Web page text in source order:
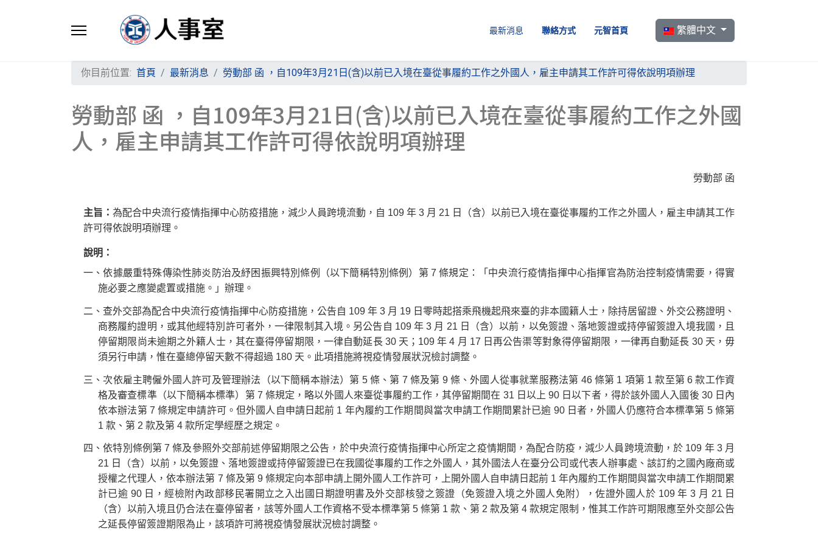
最新消息 聯絡方式 元智首頁 選擇你的語言
繁體中文
你目前位置: 首頁 最新消息 勞動部 函 ，自109年3月21日(含)以前已入境在臺從事履約工作之外國人，雇主申請其工作許可得依說明項辦理
勞動部 函 ，自109年3月21日(含)以前已入境在臺從事履約工作之外國
人，雇主申請其工作許可得依說明項辦理
勞動部 函
主旨： 為配合中央流行疫情指揮中心防疫措施，減少人員跨境流動，自 109 年 3 月 21 日（含）以前已入境在臺從事履約工作之外國人，雇主申請其工作
許可得依說明項辦理。
說明：
一、依據嚴重特殊傳染性肺炎防治及紓困振興特別條例（以下簡稱特別條例）第 7 條規定：「中央流行疫情指揮中心指揮官為防治控制疫情需要，得實
施必要之應變處置或措施。」辦理。
二、查外交部為配合中央流行疫情指揮中心防疫措施，公告自 109 年 3 月 19 日零時起搭乘飛機起飛來臺的非本國籍人士，除持居留證、外交公務證明、
商務履約證明，或其他經特別許可者外，一律限制其入境。另公告自 109 年 3 月 21 日（含）以前，以免簽證、落地簽證或持停留簽證入境我國，且
停留期限尚未逾期之外籍人士，其在臺得停留期限，一律自動延長 30 天；109 年 4 月 17 日再公告渠等對象得停留期限，一律再自動延長 30 天，毋
須另行申請，惟在臺總停留天數不得超過 180 天。此項措施將視疫情發展狀況檢討調整。
三、次依雇主聘僱外國人許可及管理辦法（以下簡稱本辦法）第 5 條、第 7 條及第 9 條、外國人從事就業服務法第 46 條第 1 項第 1 款至第 6 款工作資
格及審查標準（以下簡稱本標準）第 7 條規定，略以外國人來臺從事履約工作，其停留期間在 31 日以上 90 日以下者，得於該外國人入國後 30 日內
依本辦法第 7 條規定申請許可。但外國人自申請日起前 1 年內履約工作期間與當次申請工作期間累計已逾 90 日者，外國人仍應符合本標準第 5 條第
1 款、第 2 款及第 4 款所定學經歷之規定。
四、依特別條例第 7 條及參照外交部前述停留期限之公告，於中央流行疫情指揮中心所定之疫情期間，為配合防疫，減少人員跨境流動，於 109 年 3 月
21 日（含）以前，以免簽證、落地簽證或持停留簽證已在我國從事履約工作之外國人，其外國法人在臺分公司或代表人辦事處、該訂約之國內廠商或
授權之代理人，依本辦法第 7 條及第 9 條規定向本部申請上開外國人工作許可，上開外國人自申請日起前 1 年內履約工作期間與當次申請工作期間累
計已逾 90 日，經檢附內政部移民署開立之入出國日期證明書及外交部核發之簽證（免簽證入境之外國人免附），佐證外國人於 109 年 3 月 21 日
（含）以前入境且仍合法在臺停留者，該等外國人工作資格不受本標準第 5 條第 1 款、第 2 款及第 4 款規定限制，惟其工作許可期限應至外交部公告
之延長停留簽證期限為止，該項許可將視疫情發展狀況檢討調整。